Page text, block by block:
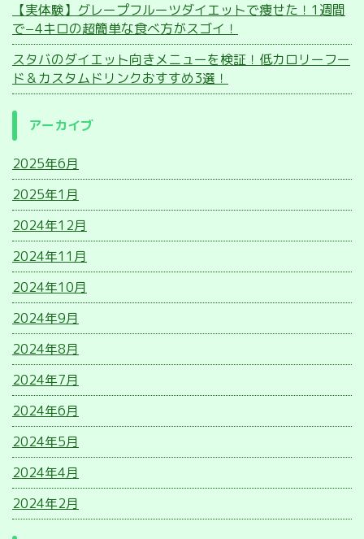
【実体験】グレープフルーツダイエットで痩せた！1週間
で−4キロの超簡単な食べ方がスゴイ！
スタバのダイエット向きメニューを検証！低カロリーフー
ド＆カスタムドリンクおすすめ3選！
アーカイブ
2025年6月
2025年1月
2024年12月
2024年11月
2024年10月
2024年9月
2024年8月
2024年7月
2024年6月
2024年5月
2024年4月
2024年2月